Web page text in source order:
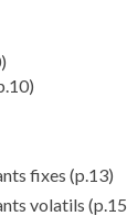
fixes (p.13)
volatils